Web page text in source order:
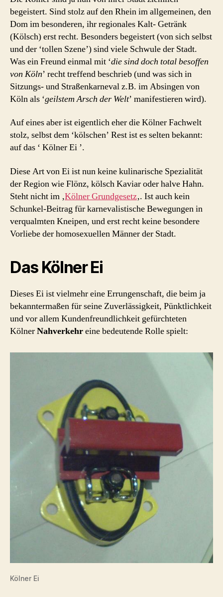
begeistert. Sind stolz auf den Rhein im allgemeinen, den
Dom im besonderen, ihr regionales Kalt- Getränk
(Kölsch) erst recht. Besonders begeistert (von sich selbst
und der ‘tollen Szene’) sind viele Schwule der Stadt.
Was ein Freund einmal mit ‘die sind doch total besoffen
von Köln’ recht treffend beschrieb (und was sich in
Sitzungs- und Straßenkarneval z.B. im Absingen von
Köln als ‘geilstem Arsch der Welt’ manifestieren wird).
Auf eines aber ist eigentlich eher die Kölner Fachwelt
stolz, selbst dem ‘kölschen’ Rest ist es selten bekannt:
auf das ‘ Kölner Ei ’.
Diese Art von Ei ist nun keine kulinarische Spezialität
der Region wie Flönz, kölsch Kaviar oder halve Hahn.
Steht nicht im ‚Kölner Grundgesetz‚. Ist auch kein
Schunkel-Beitrag für karnevalistische Bewegungen in
verqualmten Kneipen, und erst recht keine besondere
Vorliebe der homosexuellen Männer der Stadt.
Das Kölner Ei
Dieses Ei ist vielmehr eine Errungenschaft, die beim ja
bekanntermaßen für seine Zuverlässigkeit, Pünktlichkeit
und vor allem Kundenfreundlichkeit gefürchteten
KölnerNahverkehreine bedeutende Rolle spielt:
Kölner Ei